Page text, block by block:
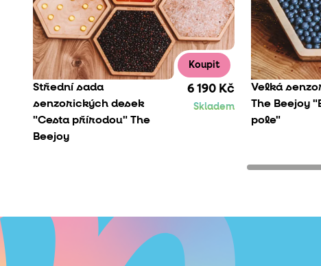
Koupit
Střední sada
senzorických desek
"Cesta přírodou" The
Beejoy
6 190 Kč
Skladem
Velká
The Beejoy
pole"